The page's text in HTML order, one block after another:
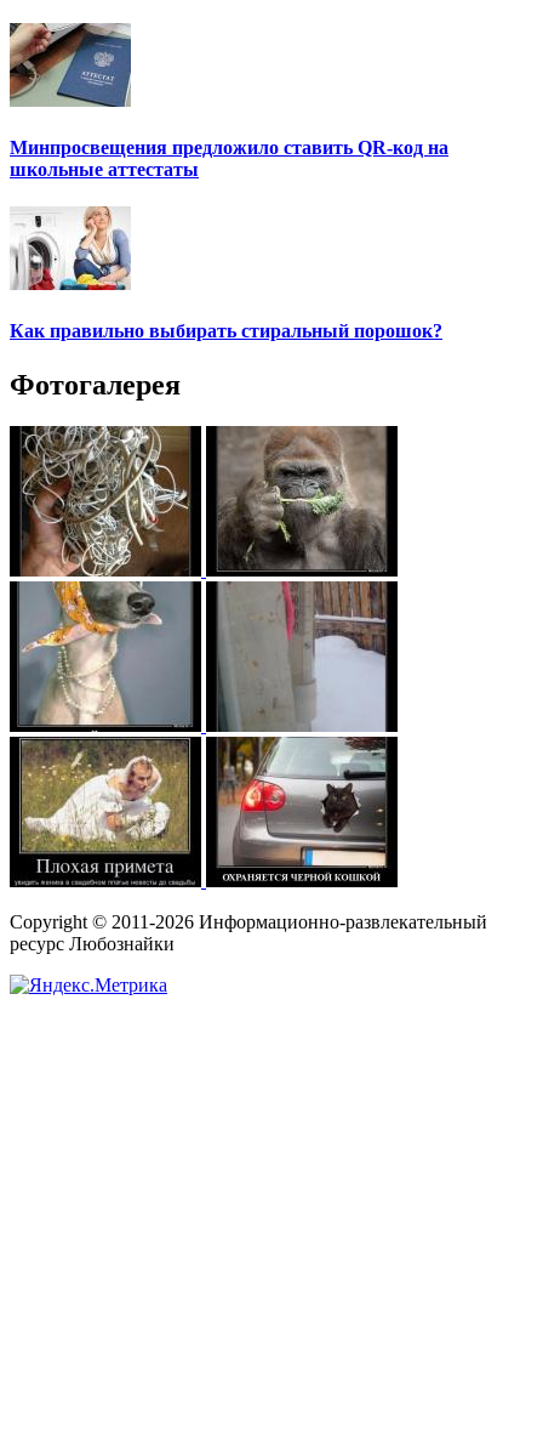
Минпросвещения предложило ставить QR-код на
школьные аттестаты
Как правильно выбирать стиральный порошок?
Фотогалерея
Copyright © 2011-2026 Информационно-развлекательный
ресурс Любознайки